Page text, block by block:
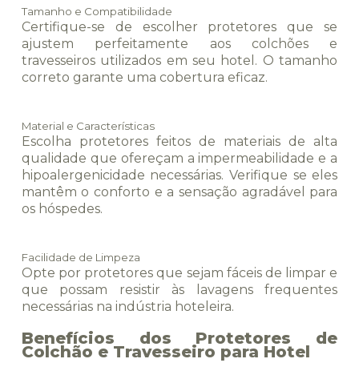
Tamanho e Compatibilidade
Certifique-se de escolher protetores que se
ajustem perfeitamente aos colchões e
travesseiros utilizados em seu hotel. O tamanho
correto garante uma cobertura eficaz.
Material e Características
Escolha protetores feitos de materiais de alta
qualidade que ofereçam a impermeabilidade e a
hipoalergenicidade necessárias. Verifique se eles
mantêm o conforto e a sensação agradável para
os hóspedes.
Facilidade de Limpeza
Opte por protetores que sejam fáceis de limpar e
que possam resistir às lavagens frequentes
necessárias na indústria hoteleira.
Benefícios dos Protetores de
Colchão e Travesseiro para Hotel